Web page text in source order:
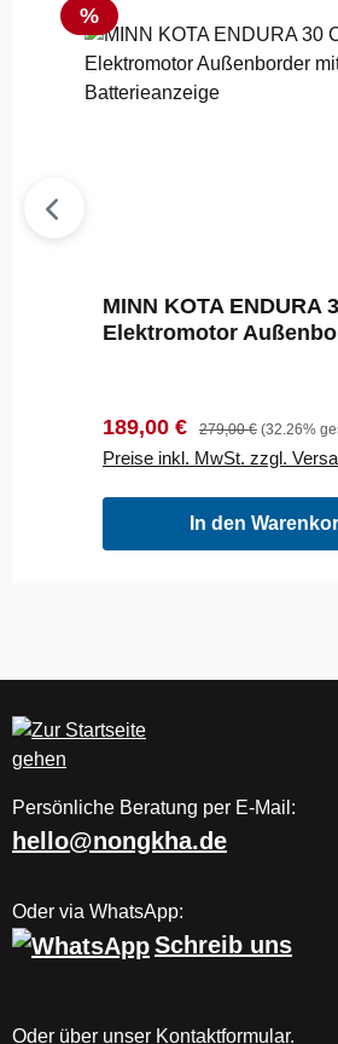
Rabatt
%
MINN KOTA ENDURA
Elektromotor
Verkaufspreis:
189,00 € Regulärer Preis:
279,00 € (32.26%
Preise inkl. MwSt. zzgl.
In den
Persönliche Beratung per E-Mail:
hello@nongkha.de
Oder via WhatsApp:
Schreib uns
Oder über unser Kontaktformular.